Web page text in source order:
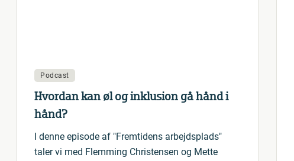
Podcast
Hvordan kan øl og inklusion gå hånd i
hånd?
I denne episode af "Fremtidens arbejdsplads"
taler vi med Flemming Christensen og Mette